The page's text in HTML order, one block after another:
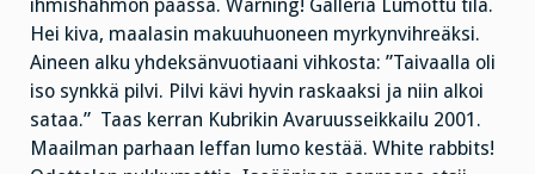
ihmishahmon päässä. Warning! Galleria Lumottu tila.
Hei kiva, maalasin makuuhuoneen myrkynvihreäksi.
Aineen alku yhdeksänvuotiaani vihkosta: ”Taivaalla oli
iso synkkä pilvi. Pilvi kävi hyvin raskaaksi ja niin alkoi
sataa.” Taas kerran Kubrikin Avaruusseikkailu 2001.
Maailman parhaan leffan lumo kestää. White rabbits!